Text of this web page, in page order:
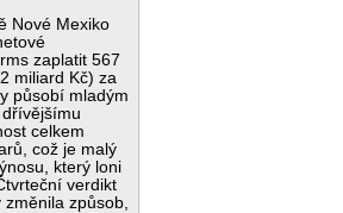
Nové Mexiko
zaplatit 567
miliard Kč) za
působí mladým
celkem
což je malý
který loni
verdikt
způsob,